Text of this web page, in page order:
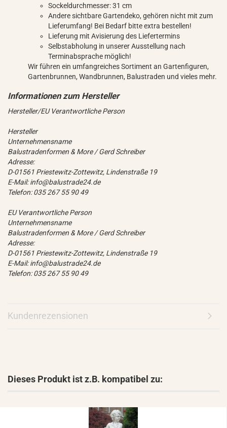
Sockeldurchmesser: 31 cm
Andere sichtbare Gartendeko, gehören nicht mit zum
Lieferumfang! Bei Bedarf bitte extra bestellen!
Lieferung mit Avisierung des Liefertermins
Selbstabholung in unserer Ausstellung nach
Terminabsprache möglich!
Wir führen ein umfangreiches Sortiment an Gartenfiguren,
Gartenbrunnen, Wandbrunnen, Balustraden und vieles mehr.
Hersteller/EU Verantwortliche Person
Hersteller
Unternehmensname
Balustradenformen & More / Gerd Schreiber
Adresse:
D-01561 Priestewitz-Zottewitz, Lindenstraße 19
E-Mail: info@balustrade24.de
Telefon: 035 267 55 90 49
EU Verantwortliche Person
Unternehmensname
Balustradenformen & More / Gerd Schreiber
Adresse:
D-01561 Priestewitz-Zottewitz, Lindenstraße 19
E-Mail: info@balustrade24.de
Telefon: 035 267 55 90 49
Kundenrezensionen
Dieses Produkt ist z.B. kompatibel zu: